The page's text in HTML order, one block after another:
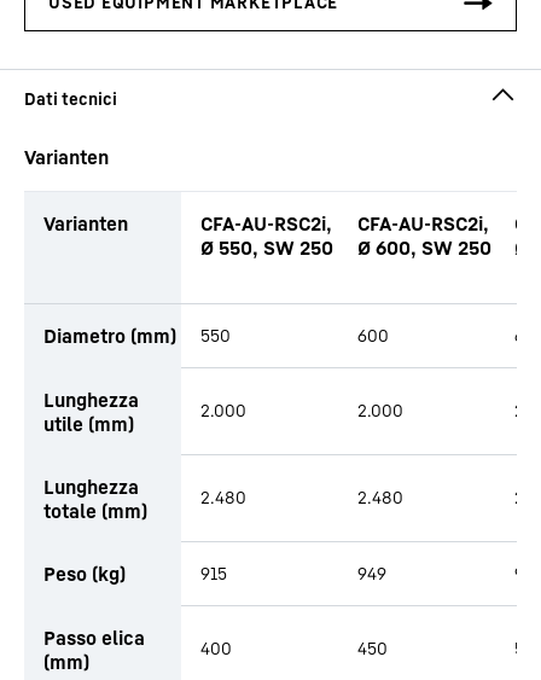
Varianten
Varianten
CFA-AU-RSC2i,
Ø 550, SW 250
CFA-AU-RSC2i,
Ø 600, SW 250
Ø
Diametro (mm) 550 600
Lunghezza
utile (mm)
2.000 2.000
Lunghezza
totale (mm)
2.480 2.480
Peso (kg) 915 949
Passo elica
(mm)
400 450